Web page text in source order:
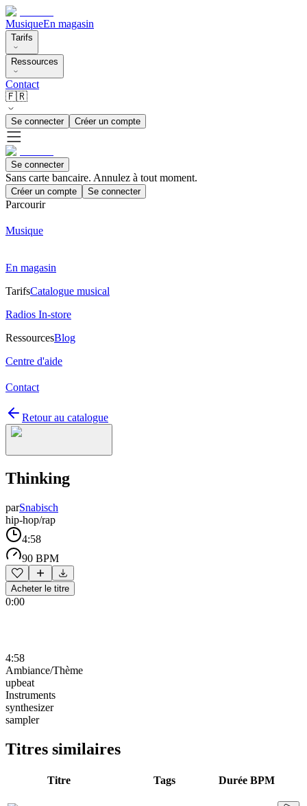
MusiqueEn magasin
Tarifs
Ressources
Contact
🇫🇷
Se connecter Créer un compte
Se connecter
Sans carte bancaire. Annulez à tout moment.
Créer un compte Se connecter
Parcourir
Musique
En magasin
TarifsCatalogue musical
Radios In-store
RessourcesBlog
Centre d'aide
Contact
Retour au catalogue
Thinking
parSnabisch
hip-hop/rap
4:58
90 BPM
Acheter le titre
0:00
4:58
Ambiance/Thème
upbeat
Instruments
synthesizer
sampler
Titres similaires
Titre Tags Durée BPM